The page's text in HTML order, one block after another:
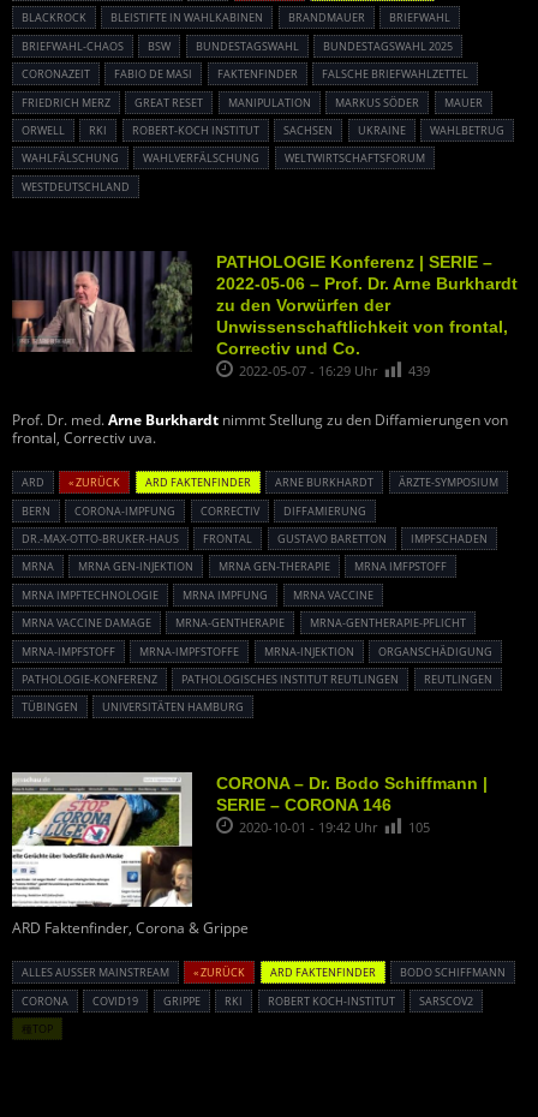
BLACKROCK
BLEISTIFTE IN WAHLKABINEN BRANDMAUER
BRIEFWAHL
BRIEFWAHL-CHAOS
BSW BUNDESTAGSWAHL
BUNDESTAGSWAHL 2025
CORONAZEIT
FABIO DE MASI FAKTENFINDER
FALSCHE BRIEFWAHLZETTEL
FRIEDRICH MERZ
GREAT RESET MANIPULATION MARKUS SÖDER
MAUER
ORWELL
RKI ROBERT-KOCH INSTITUT SACHSEN UKRAINE
WAHLBETRUG
WAHLFÄLSCHUNG
WAHLVERFÄLSCHUNG
WELTWIRTSCHAFTSFORUM
WESTDEUTSCHLAND
PATHOLOGIE Konferenz | SERIE –
2022-05-06 – Prof. Dr. Arne Burkhardt
zu den Vorwürfen der
Unwissenschaftlichkeit von frontal,
Correctiv und Co.
2022-05-07 - 16:29 Uhr 439
Prof. Dr. med.Arne Burkhardt nimmt Stellung zu den Diffamierungen von
frontal, Correctiv uva.
ARD « ZURÜCK ARD FAKTENFINDER ARNE BURKHARDT
ÄRZTE-SYMPOSIUM
BERN
CORONA-IMPFUNG CORRECTIV
DIFFAMIERUNG
DR.-MAX-OTTO-BRUKER-HAUS
FRONTAL GUSTAVO BARETTON
IMPFSCHADEN
MRNA
MRNA GEN-INJEKTION MRNA GEN-THERAPIE
MRNA IMFPSTOFF
MRNA IMPFTECHNOLOGIE
MRNA IMPFUNG
MRNA VACCINE
MRNA VACCINE DAMAGE
MRNA-GENTHERAPIE
MRNA-GENTHERAPIE-PFLICHT
MRNA-IMPFSTOFF
MRNA-IMPFSTOFFE MRNA-INJEKTION
ORGANSCHÄDIGUNG
PATHOLOGIE-KONFERENZ
PATHOLOGISCHES INSTITUT REUTLINGEN
REUTLINGEN
TÜBINGEN
UNIVERSITÄTEN HAMBURG
CORONA – Dr. Bodo Schiffmann |
SERIE – CORONA 146
2020-10-01 - 19:42 Uhr 105
ARD Faktenfinder, Corona & Grippe
ALLES AUSSER MAINSTREAM « ZURÜCK ARD FAKTENFINDER
BODO SCHIFFMANN
CORONA
COVID19 GRIPPE RKI ROBERT KOCH-INSTITUT
SARSCOV2
種TOP